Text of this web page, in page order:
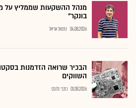
מנהל ההשקעות שממליץ על
בונקר"
04.08.2026 נתנאל אריאל
הבכיר שרואה הזדמנות
השווקים
01.08.2026 כתבי גלובס